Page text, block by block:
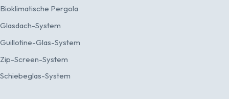
Bioklimatische Pergola
Glasdach-System
Guillotine-Glas-System
Zip-Screen-System
Schiebeglas-System